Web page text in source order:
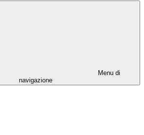
Menu di
navigazione